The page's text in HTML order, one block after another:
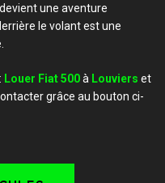
une aventure
le volant est une
Louer Fiat 500à Louviers et
grâce au bouton ci-